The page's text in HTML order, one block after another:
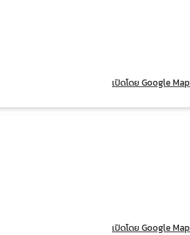
เปิดโดย Google Map
เปิดโดย Google Map